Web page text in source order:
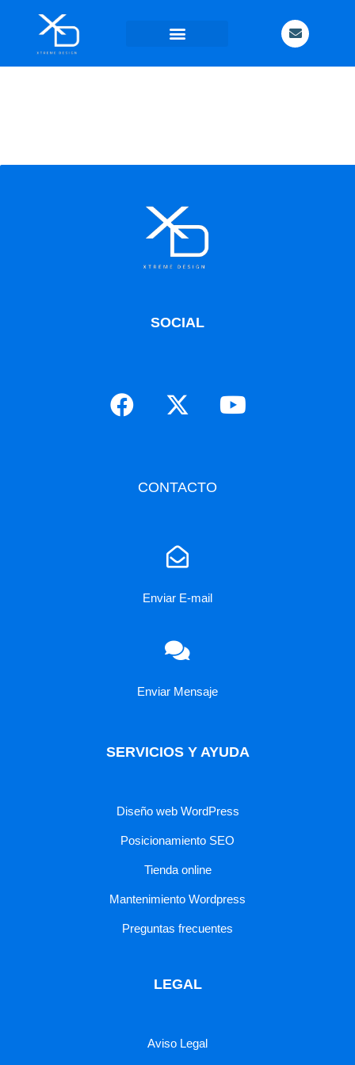
Contacta
SOCIAL
CONTACTO
Enviar E-mail
Enviar Mensaje
SERVICIOS Y AYUDA
Diseño web WordPress
Posicionamiento SEO
Tienda online
Mantenimiento Wordpress
Preguntas frecuentes
LEGAL
Aviso Legal